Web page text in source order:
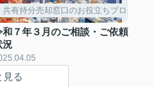
共有持分売却窓口のお役立ちブログ
和７年３月のご相談・ご依頼
況
見る